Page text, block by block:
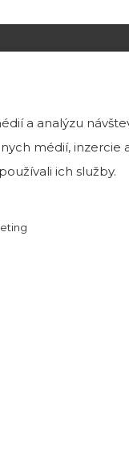
a kamenné
a analýzu
médií,
ich služby.